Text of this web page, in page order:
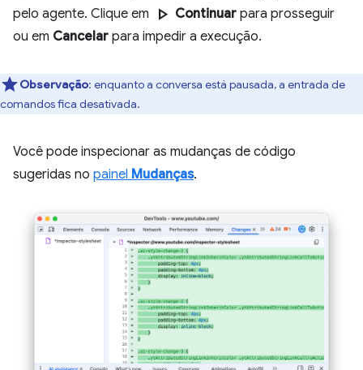
pelo agente. Clique em
play_arrow Continuar para prosseguir
ou em Cancelar para impedir a execução.
Observação: enquanto a conversa está pausada, a entrada de
comandos fica desativada.
Você pode inspecionar as mudanças de código
sugeridas no painel Mudanças.